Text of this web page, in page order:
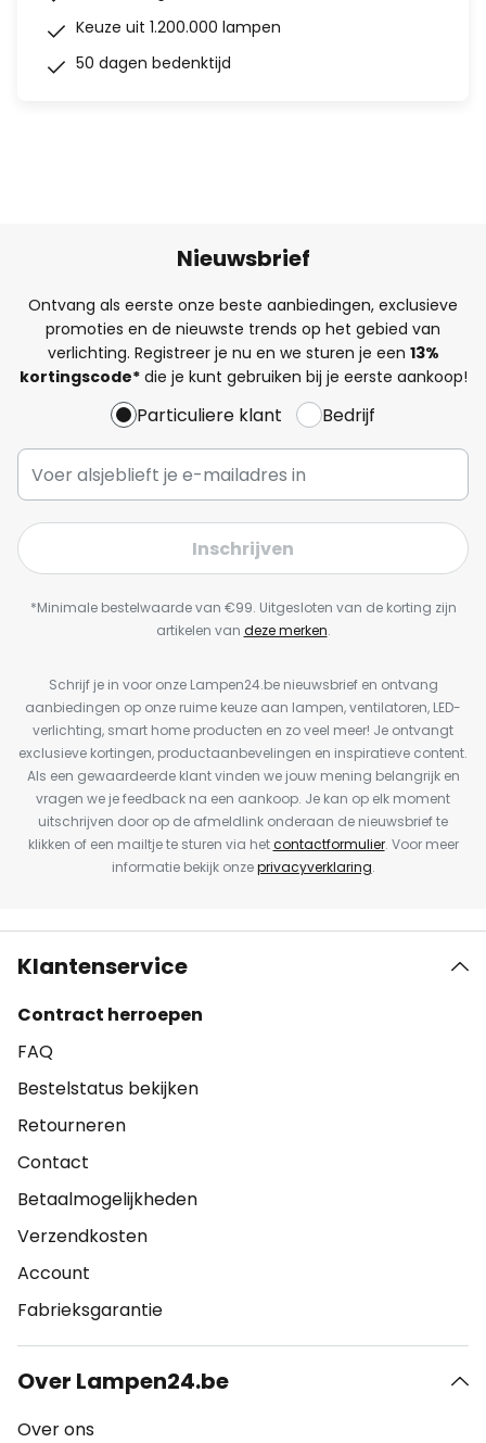
Keuze uit 1.200.000 lampen
50 dagen bedenktijd
Nieuwsbrief
Ontvang als eerste onze beste aanbiedingen, exclusieve
promoties en de nieuwste trends op het gebied van
verlichting. Registreer je nu en we sturen je een 13%
kortingscode*die je kunt gebruiken bij je eerste aankoop!
Particuliere klant Bedrijf
Inschrijven
*Minimale bestelwaarde van €99. Uitgesloten van de korting zijn
artikelen van deze merken.
Schrijf je in voor onze Lampen24.be nieuwsbrief en ontvang
aanbiedingen op onze ruime keuze aan lampen, ventilatoren, LED-
verlichting, smart home producten en zo veel meer! Je ontvangt
exclusieve kortingen, productaanbevelingen en inspiratieve content.
Als een gewaardeerde klant vinden we jouw mening belangrijk en
vragen we je feedback na een aankoop. Je kan op elk moment
uitschrijven door op de afmeldlink onderaan de nieuwsbrief te
klikken of een mailtje te sturen via hetcontactformulier. Voor meer
informatie bekijk onzeprivacyverklaring.
Klantenservice
Contract herroepen
FAQ
Bestelstatus bekijken
Retourneren
Contact
Betaalmogelijkheden
Verzendkosten
Account
Fabrieksgarantie
Over Lampen24.be
Over ons